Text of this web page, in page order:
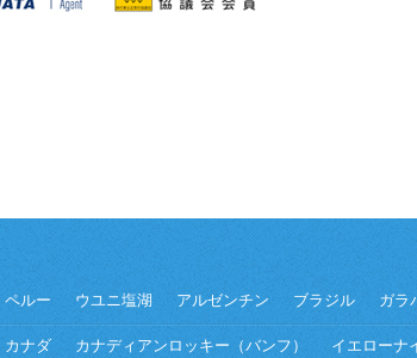
ペルー ウユニ塩湖 アルゼンチン ブラジル ガラ
カナダ カナディアンロッキー（バンフ） イエローナ